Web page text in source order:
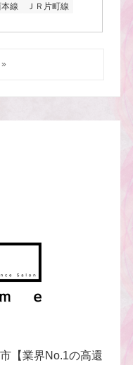
本線
ＪＲ片町線
業界No.1の高還